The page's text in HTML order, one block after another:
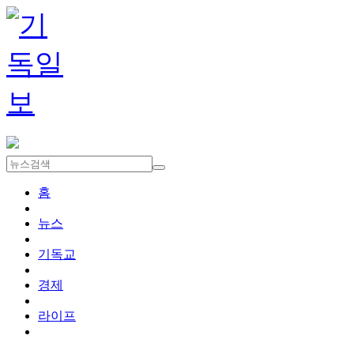
홈
뉴스
기독교
경제
라이프